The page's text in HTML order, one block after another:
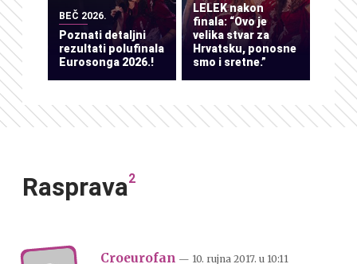
BEČ 2026.
Poznati detaljni
rezultati polufinala
Eurosonga 2026.!
LELEK nakon
finala: “Ovo je
velika stvar za
Hrvatsku, ponosne
smo i sretne.”
Rasprava2
Croeurofan — 10. rujna 2017. u 10:11